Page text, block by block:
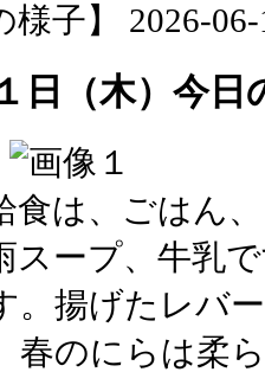
様子】 2026-
日（木）今日
食は、ごはん
スープ、牛乳
。揚げたレバ
春のにらは柔